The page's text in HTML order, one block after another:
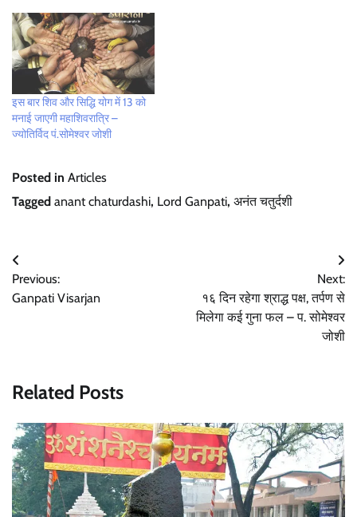
इस बार शिव और सिद्धि योग में 13 को
मनाई जाएगी महाशिवरात्रि –
ज्योतिर्विद पं.सोमेश्वर जोशी
Posted in Articles
Tagged anant chaturdashi, Lord Ganpati, अनंत चतुर्दशी
Post
navigation
Previous:
Ganpati Visarjan
Next:
१६ दिन रहेगा श्राद्ध पक्ष, तर्पण से
मिलेगा कई गुना फल – प. सोमेश्वर
जोशी
Related Posts